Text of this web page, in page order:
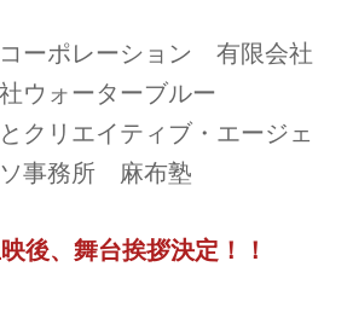
ーポレーション 有限会社
ウォーターブルー
クリエイティブ・エージェ
事務所 麻布塾
後、舞台挨拶決定！！